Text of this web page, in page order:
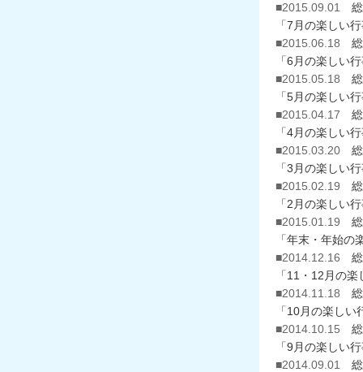
■2015.09.01
「7月の楽しい
■2015.06.18
「6月の楽しい
■2015.05.18
「5月の楽しい
■2015.04.17
「4月の楽しい
■2015.03.20
「3月の楽しい
■2015.02.19
「2月の楽しい
■2015.01.19
「年末・年始
■2014.12.16
「11・12月の
■2014.11.18
「10月の楽し
■2014.10.15
「9月の楽しい
■2014.09.01